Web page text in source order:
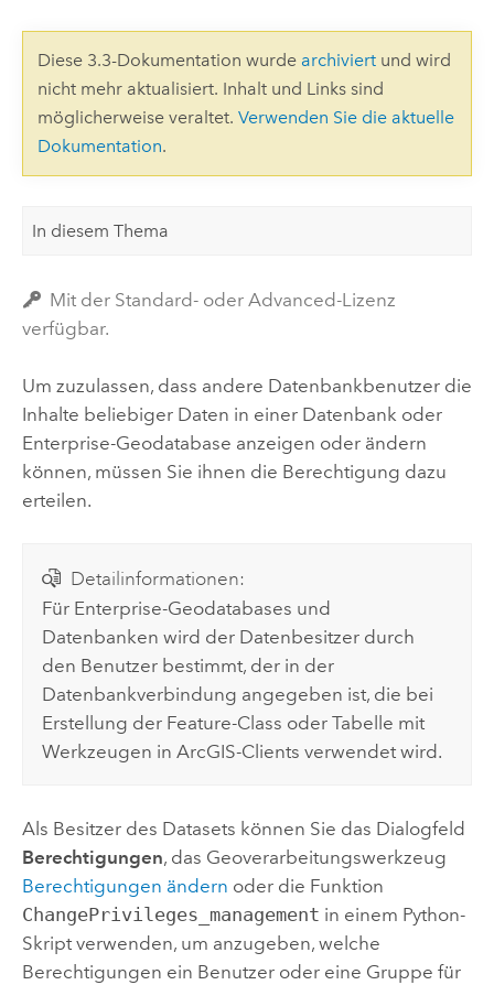
Diese 3.3-Dokumentation wurde archiviertund wird
nicht mehr aktualisiert. Inhalt und Links sind
möglicherweise veraltet. Verwenden Sie die aktuelle
Dokumentation.
In diesem Thema
Mit der Standard- oder Advanced-Lizenz
verfügbar.
Um zuzulassen, dass andere Datenbankbenutzer die
Inhalte beliebiger Daten in einer Datenbank oder
Enterprise-Geodatabase anzeigen oder ändern
können, müssen Sie ihnen die Berechtigung dazu
erteilen.
Detailinformationen:
Für Enterprise-Geodatabases und
Datenbanken wird der Datenbesitzer durch
den Benutzer bestimmt, der in der
Datenbankverbindung angegeben ist, die bei
Erstellung der Feature-Class oder Tabelle mit
Werkzeugen in ArcGIS-Clients verwendet wird.
Als Besitzer des Datasets können Sie das Dialogfeld
Berechtigungen, das Geoverarbeitungswerkzeug
Berechtigungen ändern oder die Funktion
ChangePrivileges_management in einem Python-
Skript verwenden, um anzugeben, welche
Berechtigungen ein Benutzer oder eine Gruppe für